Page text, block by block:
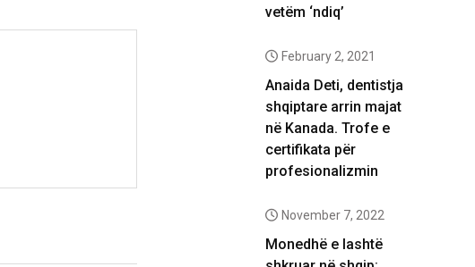
vetëm ‘ndiq’
February 2, 2021
Anaida Deti, dentistja
shqiptare arrin majat
në Kanada. Trofe e
certifikata për
profesionalizmin
November 7, 2022
Monedhë e lashtë